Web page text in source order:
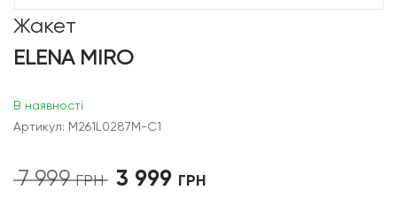
Жакет
ELENA MIRO
В наявності
Артикул: M261L0287M-C1
7 999ГРН
Оригінальна
3 999 ГРН